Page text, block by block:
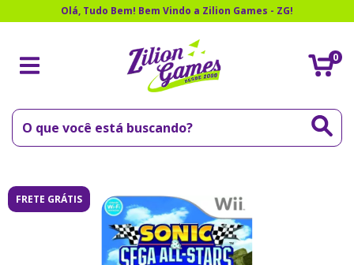
Olá, Tudo Bem! Bem Vindo a Zilion Games - ZG!
0
FRETE GRÁTIS